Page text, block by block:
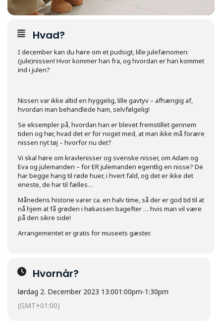
Hvad?
I december kan du høre om et pudsigt, lille julefænomen:
(jule)nissen! Hvor kommer han fra, og hvordan er han kommet
ind i julen?
Nissen var ikke altid en hyggelig, lille gavtyv – afhængig af,
hvordan man behandlede ham, selvfølgelig!
Se eksempler på, hvordan han er blevet fremstillet gennem
tiden og hør, hvad det er for noget med, at man ikke må forære
nissen nyt tøj – hvorfor nu det?
Vi skal høre om kravlenisser og svenske nisser, om Adam og
Eva og julemanden – for ER julemanden egentlig en nisse? De
har begge hang til røde huer, i hvert fald, og det er ikke det
eneste, de har til fælles…
Månedens historie varer ca. en halv time, så der er god tid til at
nå hjem at få grøden i høkassen bagefter … hvis man vil være
på den sikre side!
Arrangementet er gratis for museets gæster.
Hvornår?
lørdag 2. December 2023 13:001:00pm-1:30pm
(GMT+01:00)